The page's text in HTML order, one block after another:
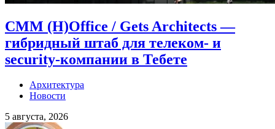
CMM (H)Office / Gets Architects —
гибридный штаб для телеком- и
security-компании в Тебете
Архитектура
Новости
5 августа, 2026